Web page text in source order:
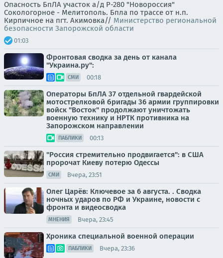
Опасность БпЛА участок а/д Р-280 "Новороссия"
Сокологорное - Мелитополь. Бпла по трассе от н.п.
Кирпичное на пгт. Акимовка// Министерство региональной
безопасности Запорожской области
01:03
Фронтовая сводка за день от канала
"Украина.ру":
СМИ 00:18
Операторы БпЛА 37 отдельной гвардейской
мотострелковой бригады 36 армии группировки
войск "Восток" продолжают уничтожать
военную технику и НРТК противника на
Запорожском направлении
ПАБЛИКИ 00:13
"Россия стремительно продвигается": в США
пророчат Киеву потерю Одессы
СМИ Вчера, 23:51
Олег Царёв: Ключевое за 6 августа. . Сводка
ночных ударов по РФ и Украине, новости с
фронта и видеосводка
МНЕНИЯ Вчера, 23:45
Хроника специальной военной операции
ПАБЛИКИ Вчера, 23:36